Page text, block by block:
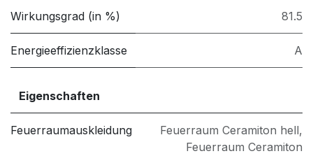
Wirkungsgrad (in %) 81.5
Energieeffizienzklasse A
Eigenschaften
Feuerraumauskleidung Feuerraum Ceramiton hell,
Feuerraum Ceramiton